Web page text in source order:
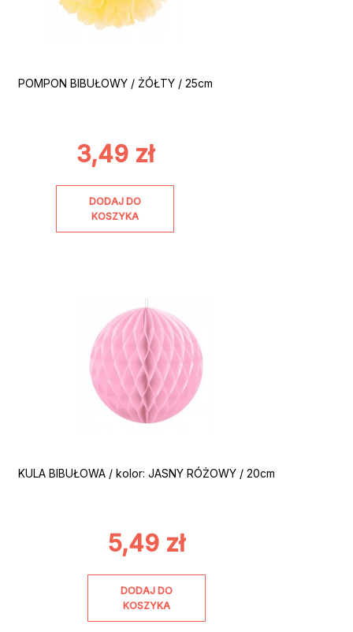
POMPON BIBUŁOWY / ŻÓŁTY / 25cm
3,49 zł
DODAJ DO
KOSZYKA
KULA BIBUŁOWA / kolor: JASNY RÓŻOWY / 20cm
5,49 zł
DODAJ DO
KOSZYKA